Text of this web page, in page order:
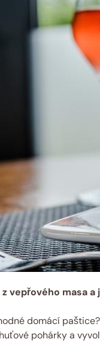
vepřového masa
domácí
pohárky a